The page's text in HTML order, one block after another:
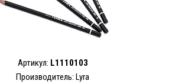
Артикул: L1110103
Производитель: Lyra